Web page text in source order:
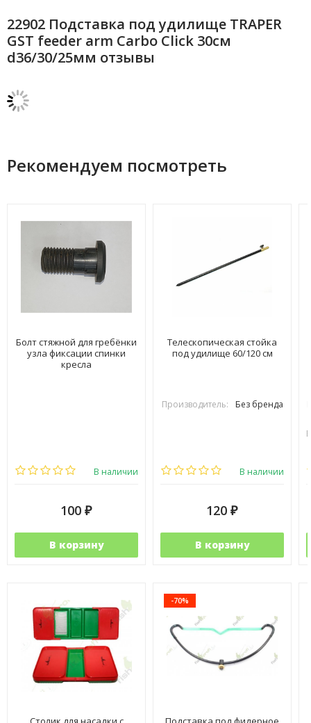
22902 Подставка под удилище TRAPER
GST feeder arm Carbo Click 30см
d36/30/25мм отзывы
Рекомендуем посмотреть
Болт стяжной для гребёнки
узла фиксации спинки
кресла
В наличии
100 ₽
В корзину
Телескопическая стойка
под удилище 60/120 см
Производитель: Без бренда
В наличии
120 ₽
В корзину
-70%